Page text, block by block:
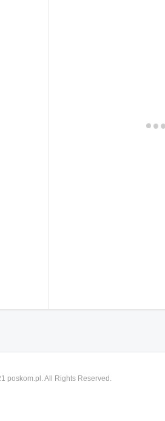
poskom.pl. All Rights Reserved.